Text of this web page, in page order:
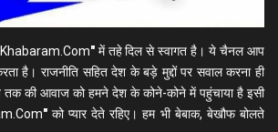
Khabaram.Com"में तहे दिल से स्वागत है। ये चैनल आप
है। राजनीति सहित देश के बड़े मुद्दों पर सवाल करना ही
तक की आवाज को हमने देश के कोने-कोने में पहुंचाया है इसी
"को प्यार देते रहिए। हम भी बेबाक, बेखौफ बोलते